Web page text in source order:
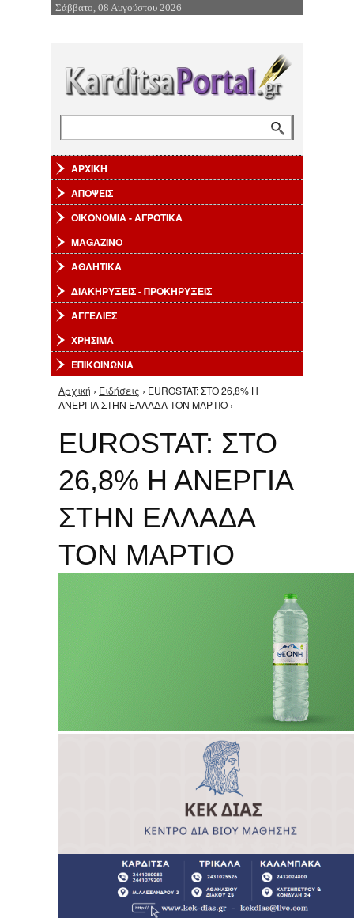
Επιστροφή στην Πλοήγηση
Σάββατο, 08 Αυγούστου 2026
ΑΡΧΙΚΗ
ΑΠΟΨΕΙΣ
ΟΙΚΟΝΟΜΙΑ - ΑΓΡΟΤΙΚΑ
MAGAZINO
ΑΘΛΗΤΙΚΑ
ΔΙΑΚΗΡΥΞΕΙΣ - ΠΡΟΚΗΡΥΞΕΙΣ
ΑΓΓΕΛΙΕΣ
ΧΡΗΣΙΜΑ
ΕΠΙΚΟΙΝΩΝΙΑ
Είστε εδώ
Αρχική › Ειδήσεις › ΕUROSTAT: ΣΤΟ 26,8% Η
ΑΝΕΡΓΙΑ ΣΤΗΝ ΕΛΛΑΔΑ ΤΟΝ ΜΑΡΤΙΟ ›
ΕUROSTAT: ΣΤΟ
26,8% Η ΑΝΕΡΓΙΑ
ΣΤΗΝ ΕΛΛΑΔΑ
ΤΟΝ ΜΑΡΤΙΟ